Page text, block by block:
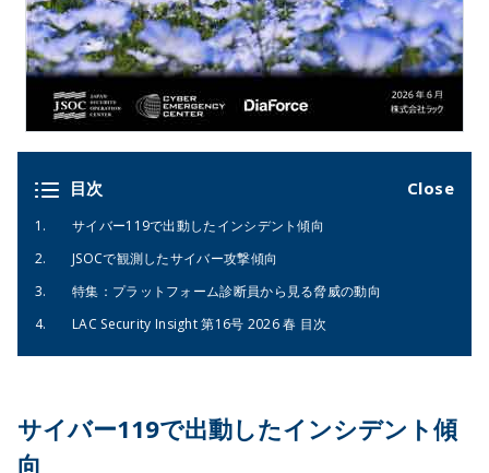
目次
サイバー119で出動したインシデント傾向
JSOCで観測したサイバー攻撃傾向
特集：プラットフォーム診断員から見る脅威の動向
LAC Security Insight 第16号 2026 春 目次
サイバー119で出動したインシデント傾
向